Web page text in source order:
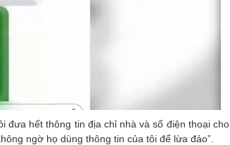
đưa hết thông tin địa chỉ nhà và số điện thoại cho
ngờ họ dùng thông tin của tôi để lừa đảo”.